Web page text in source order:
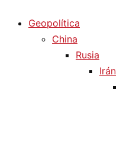
Geopolítica
China
Rusia
Irán